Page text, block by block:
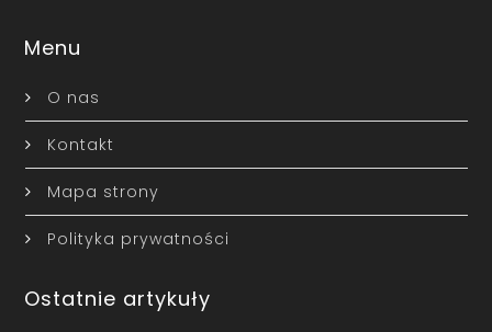
Menu
O nas
Kontakt
Mapa strony
Polityka prywatności
Ostatnie artykuły